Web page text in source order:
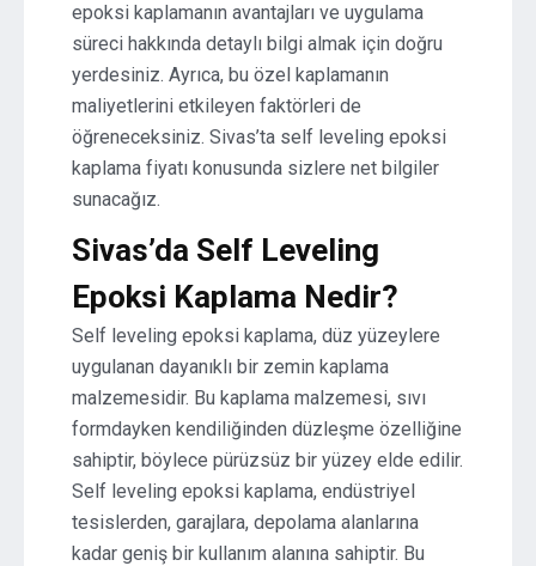
epoksi kaplamanın avantajları ve uygulama
süreci hakkında detaylı bilgi almak için doğru
yerdesiniz. Ayrıca, bu özel kaplamanın
maliyetlerini etkileyen faktörleri de
öğreneceksiniz. Sivas’ta self leveling epoksi
kaplama fiyatı konusunda sizlere net bilgiler
sunacağız.
Sivas’da Self Leveling
Epoksi Kaplama Nedir?
Self leveling epoksi kaplama, düz yüzeylere
uygulanan dayanıklı bir zemin kaplama
malzemesidir. Bu kaplama malzemesi, sıvı
formdayken kendiliğinden düzleşme özelliğine
sahiptir, böylece pürüzsüz bir yüzey elde edilir.
Self leveling epoksi kaplama, endüstriyel
tesislerden, garajlara, depolama alanlarına
kadar geniş bir kullanım alanına sahiptir. Bu